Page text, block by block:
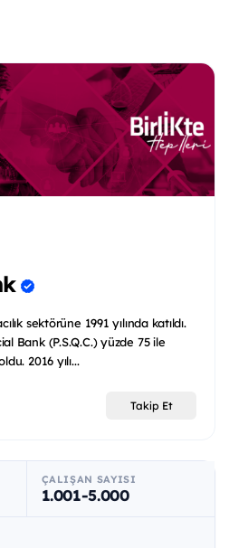
sektörüne 1991 yılında katıldı.
Bank (P.S.Q.C.) yüzde 75 ile
2016 yılı...
Takip Et
ÇALIŞAN SAYISI
1.001-5.000